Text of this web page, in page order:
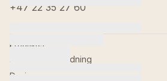
+47 22 35 27 60
Produkter
Baderomsinnredning
Dusj